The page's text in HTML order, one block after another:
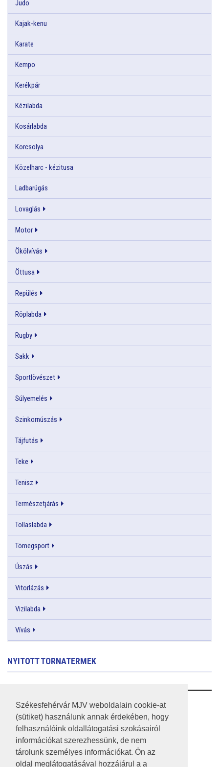
Székesfehérvár MJV weboldalain cookie-at
(sütiket) használunk annak érdekében, hogy
felhasználóink oldallátogatási szokásairól
információkat szerezhessünk, de nem
tárolunk személyes információkat. Ön az
oldal meglátogatásával hozzájárul a a
Judo
Kajak-kenu
Karate
Kempo
Kerékpár
Kézilabda
Kosárlabda
Korcsolya
Közelharc - kézitusa
Ladbarúgás
Lovaglás
Motor
Ökölvívás
Öttusa
Repülés
Röplabda
Rugby
Sakk
Sportlövészet
Súlyemelés
Szinkornúszás
Tájfutás
Teke
Tenisz
Természetjárás
Tollaslabda
Tömegsport
Úszás
Vitorlázás
Vizilabda
Vívás
NYITOTT TORNATERMEK
RSS
A HONLAP 2017.03.31-I ÁLLAPOTA
JOGI NYILATKOZAT
IMPRESSZUM